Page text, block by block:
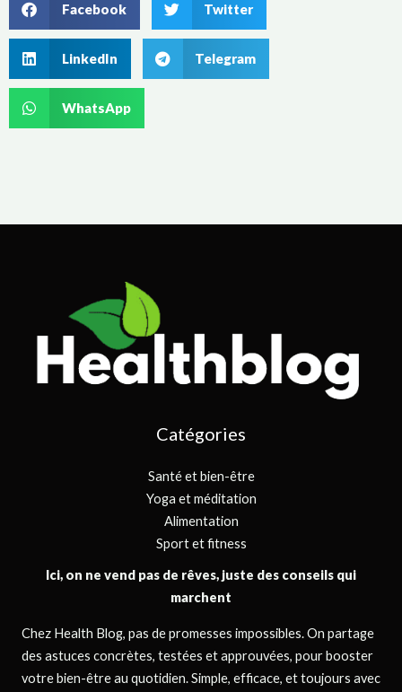
Facebook Twitter
LinkedIn Telegram
WhatsApp
Catégories
Santé et bien-être
Yoga et méditation
Alimentation
Sport et fitness
Ici, on ne vend pas de rêves, juste des conseils qui
marchent
Chez Health Blog, pas de promesses impossibles. On partage
des astuces concrètes, testées et approuvées, pour booster
votre bien-être au quotidien. Simple, efficace, et toujours avec